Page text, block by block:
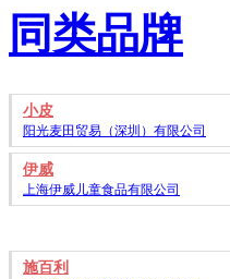
同类品牌
小皮
阳光麦田贸易（深圳）有限公司
伊威
上海伊威儿童食品有限公司
施百利